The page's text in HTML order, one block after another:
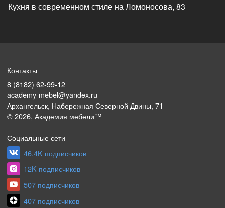
Кухня в современном стиле на Ломоносова, 83
Контакты
8 (8182) 62-99-12
academy-mebel@yandex.ru
Архангельск, Набережная Северной Двины, 71
©2026, Академия мебели™
Социальные сети
46.4K подписчиков
12K подписчиков
507 подписчиков
407 подписчиков